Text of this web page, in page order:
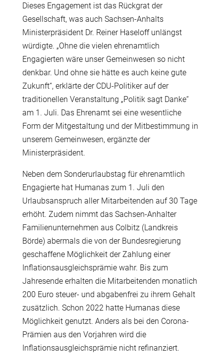
Dieses Engagement ist das Rückgrat der
Gesellschaft, was auch Sachsen-Anhalts
Ministerpräsident Dr. Reiner Haseloff unlängst
würdigte. „Ohne die vielen ehrenamtlich
Engagierten wäre unser Gemeinwesen so nicht
denkbar. Und ohne sie hätte es auch keine gute
Zukunft“, erklärte der CDU-Politiker auf der
traditionellen Veranstaltung „Politik sagt Danke“
am 1. Juli. Das Ehrenamt sei eine wesentliche
Form der Mitgestaltung und der Mitbestimmung in
unserem Gemeinwesen, ergänzte der
Ministerpräsident.
Neben dem Sonderurlaubstag für ehrenamtlich
Engagierte hat Humanas zum 1. Juli den
Urlaubsanspruch aller Mitarbeitenden auf 30 Tage
erhöht. Zudem nimmt das Sachsen-Anhalter
Familienunternehmen aus Colbitz (Landkreis
Börde) abermals die von der Bundesregierung
geschaffene Möglichkeit der Zahlung einer
Inflationsausgleichsprämie wahr. Bis zum
Jahresende erhalten die Mitarbeitenden monatlich
200 Euro steuer- und abgabenfrei zu ihrem Gehalt
zusätzlich. Schon 2022 hatte Humanas diese
Möglichkeit genutzt. Anders als bei den Corona-
Prämien aus den Vorjahren wird die
Inflationsausgleichsprämie nicht refinanziert.